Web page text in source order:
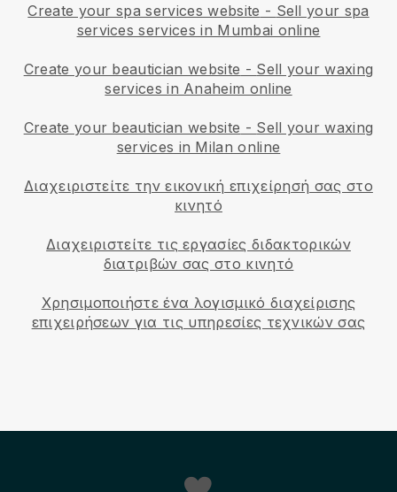
Create your spa services website - Sell your spa
services services in Mumbai online
Create your beautician website - Sell your waxing
services in Anaheim online
Create your beautician website - Sell your waxing
services in Milan online
Διαχειριστείτε την εικονική επιχείρησή σας στο
κινητό
Διαχειριστείτε τις εργασίες διδακτορικών
διατριβών σας στο κινητό
Χρησιμοποιήστε ένα λογισμικό διαχείρισης
επιχειρήσεων για τις υπηρεσίες τεχνικών σας